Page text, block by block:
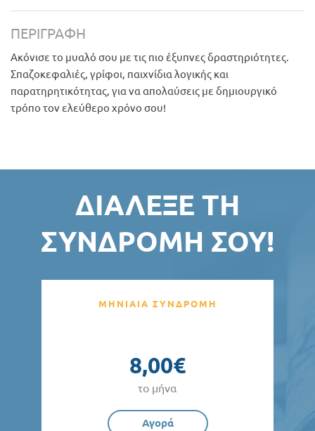
ΠΕΡΙΓΡΑΦΉ
Ακόνισε το μυαλό σου με τις πιο έξυπνες δραστηριότητες.
Σπαζοκεφαλιές, γρίφοι, παιχνίδια λογικής και
παρατηρητικότητας, για να απολαύσεις με δημιουργικό
τρόπο τον ελεύθερο χρόνο σου!
ΔΙΆΛΕΞΕ ΤΗ
ΣΥΝΔΡΟΜΉ ΣΟΥ!
ΜΗΝΙΑΙΑ ΣΥΝΔΡΟΜΗ
8,00€
το μήνα
Αγορά